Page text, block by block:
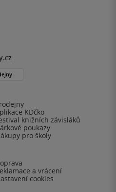
KDčko
knižních závisláků
poukazy
pro školy
a vrácení
cookies